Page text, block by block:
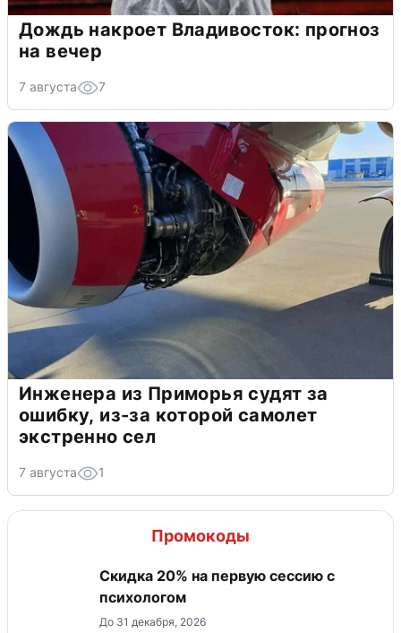
Дождь накроет Владивосток: прогноз
на вечер
7 августа 7
Инженера из Приморья судят за
ошибку, из-за которой самолет
экстренно сел
7 августа 1
Промокоды
Скидка 20% на первую сессию с
психологом
До 31 декабря, 2026